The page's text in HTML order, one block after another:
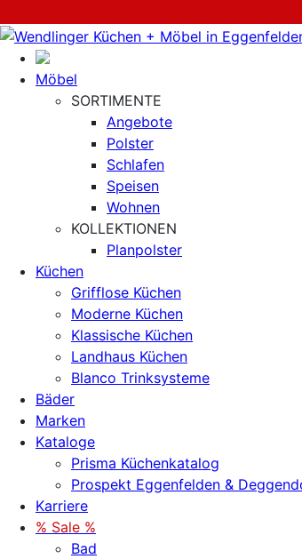
Möbel
SORTIMENTE
Angebote
Polster
Schlafen
Speisen
Wohnen
KOLLEKTIONEN
Planpolster
Küchen
Grifflose Küchen
Moderne Küchen
Klassische Küchen
Landhaus Küchen
Blanco Trinksysteme
Bäder
Marken
Kataloge
Prisma Küchenkatalog
Prospekt Eggenfelden &
Karriere
% Sale %
Bad